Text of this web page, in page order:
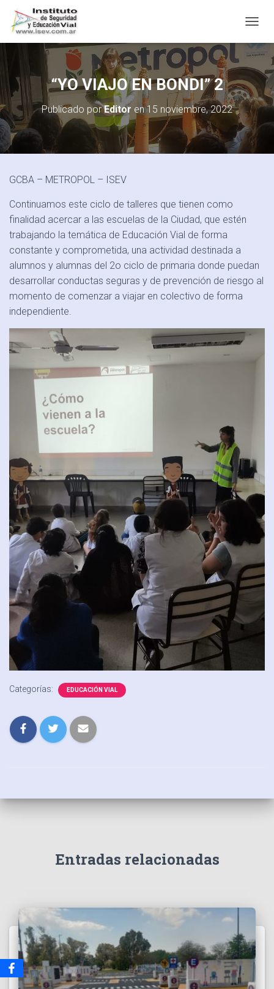
A
M
A
R
M
O
D
I
N
“YO VIAJO EN BONDI” 2
Publicado porEditor en15 noviembre, 2022
GCBA – METROPOL – ISEV
Continuamos este ciclo de talleres que tienen como
finalidad acercar a las escuelas de la Ciudad, que estén
trabajando la temática de Educación Vial de forma
constante y comprometida, una actividad destinada a
alumnos y alumnas del 2o ciclo de primaria donde puedan
desarrollar conductas seguras y de prevención de riesgo al
momento de comenzar a viajar en colectivo de forma
independiente.
Categorías: EDUCACIÓN VIAL
Entradas relacionadas